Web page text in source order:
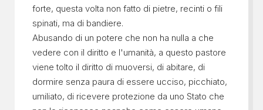
forte, questa volta non fatto di pietre, recinti o fili
spinati, ma di bandiere.
Abusando di un potere che non ha nulla a che
vedere con il diritto e l'umanità, a questo pastore
viene tolto il diritto di muoversi, di abitare, di
dormire senza paura di essere ucciso, picchiato,
umiliato, di ricevere protezione da uno Stato che